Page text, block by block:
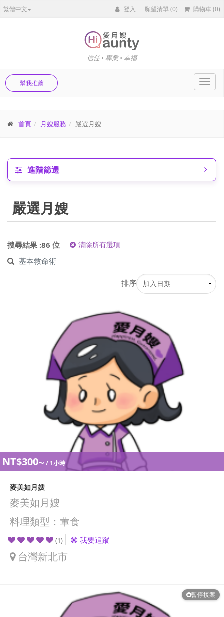
繁體中文 登入 願望清單(0) 購物車 (0)
信任 • 專業 • 幸福
幫我推薦
首頁 月嫂服務 嚴選月嫂
進階篩選
嚴選月嫂
搜尋結果 :86 位 清除所有選項
基本救命術
排序
NT$300〜 / 1小時
麥美如月嫂
麥美如月嫂
料理類型：葷食
(1) 我要追蹤
台灣新北市
暫停接案